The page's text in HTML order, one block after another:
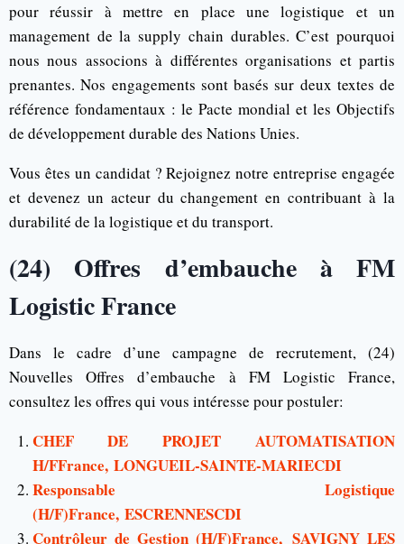
pour réussir à mettre en place une logistique et un
management de la supply chain durables. C’est pourquoi
nous nous associons à différentes organisations et partis
prenantes. Nos engagements sont basés sur deux textes de
référence fondamentaux : le Pacte mondial et les Objectifs
de développement durable des Nations Unies.
Vous êtes un candidat ? Rejoignez notre entreprise engagée
et devenez un acteur du changement en contribuant à la
durabilité de la logistique et du transport.
(24) Offres d’embauche à FM
Logistic France
Dans le cadre d’une campagne de recrutement, (24)
Nouvelles Offres d’embauche à FM Logistic France,
consultez les offres qui vous intéresse pour postuler:
CHEF DE PROJET AUTOMATISATION
H/FFrance, LONGUEIL-SAINTE-MARIECDI
Responsable Logistique
(H/F)France, ESCRENNESCDI
Contrôleur de Gestion (H/F)France, SAVIGNY LES